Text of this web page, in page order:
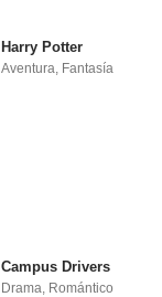
Harry Potter
Aventura, Fantasía
Campus Drivers
Drama Romántico